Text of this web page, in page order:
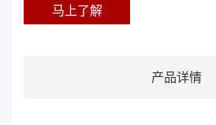
马上了解
产品详情